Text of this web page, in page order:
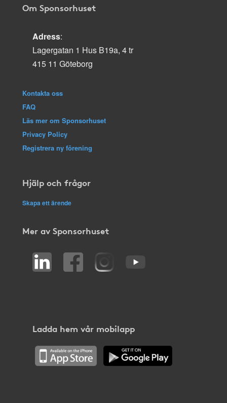
Om Sponsorhuset
Adress:
Lagergatan 1 Hus B19a, 4 tr
415 11 Göteborg
Kontakta oss
FAQ
Läs mer om Sponsorhuset
Privacy Policy
Registrera ny förening
Hjälp och frågor
Skapa ett ärende
Mer av Sponsorhuset
Ladda hem vår mobilapp